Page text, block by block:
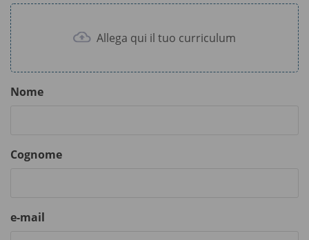
Allega qui il tuo curriculum
Nome
Cognome
e-mail